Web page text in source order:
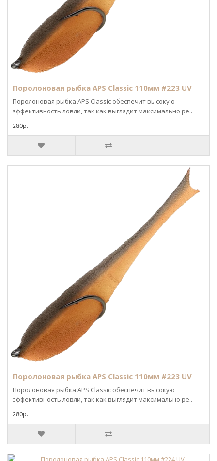
Поролоновая рыбка APS Classic 110мм #223 UV
Поролоновая рыбка APS Classic обеспечит высокую
эффективность ловли, так как выглядит максимально ре..
280р.
Поролоновая рыбка APS Classic 110мм #223 UV
Поролоновая рыбка APS Classic обеспечит высокую
эффективность ловли, так как выглядит максимально ре..
280р.